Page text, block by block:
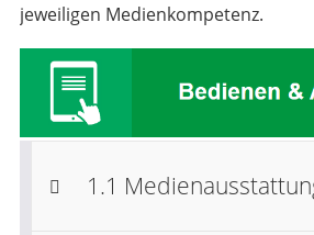
jeweiligen Medienkompetenz.
1.1